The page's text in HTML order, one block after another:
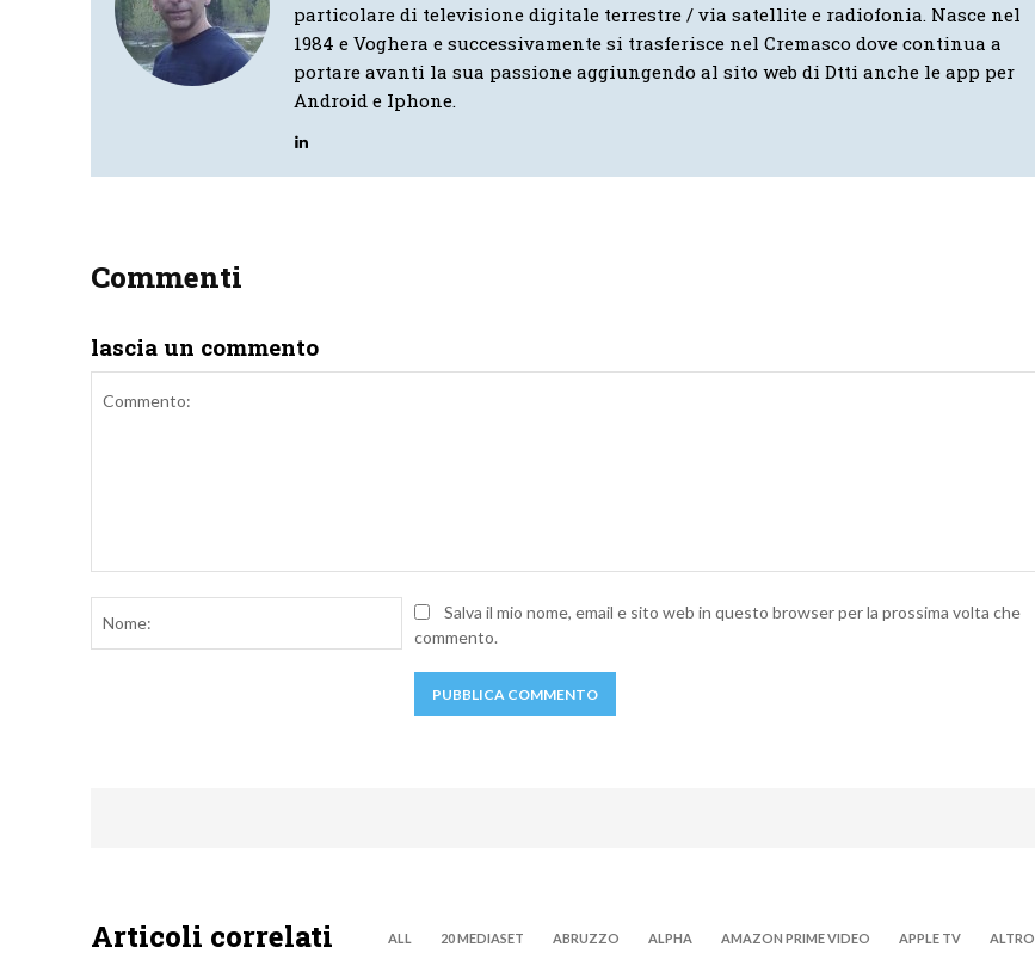
particolare di televisione digitale terrestre / via satellite e radiofonia. Nasce nel
1984 e Voghera e successivamente si trasferisce nel Cremasco dove continua a
portare avanti la sua passione aggiungendo al sito web di Dtti anche le app per
Android e Iphone.
Commenti
lascia un commento
Nome:Salva il mio nome, email e sito web in questo browser per la prossima volta che
commento.
Articoli correlati ALL 20 MEDIASET ABRUZZO ALPHA AMAZON PRIME VIDEO APPLE TV ALTRO